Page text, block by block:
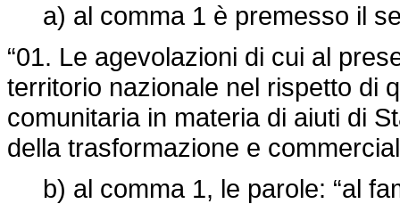
a) al comma 1 è premesso il
“01. Le agevolazioni di cui al
territorio nazionale nel rispetto di
comunitaria in materia di aiuti di
della trasformazione e
b) al comma 1, le parole: “al